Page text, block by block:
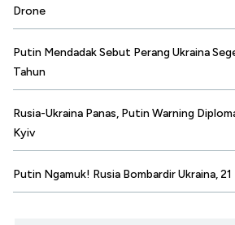
Drone
Putin Mendadak Sebut Perang Ukraina
Tahun
Rusia-Ukraina Panas, Putin Warning
Kyiv
Putin Ngamuk! Rusia Bombardir Ukraina, 21